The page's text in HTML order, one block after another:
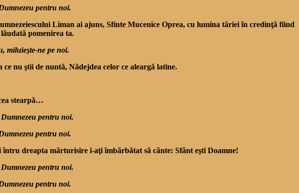
pentru noi.
Liman ai ajuns, Sfinte Mucenice Oprea, cu lumina tăriei în cre­dinţă fiind
pomenirea ta.
miluieşte-ne pe noi.
nu ştii de nuntă, Nădejdea celor ce aleargă latine.
stearpă…
pentru noi.
pentru noi.
dreapta mărturisire i-aţi îmbărbătat să cânte: Sfânt eşti Doamne!
pentru noi.
pentru noi.